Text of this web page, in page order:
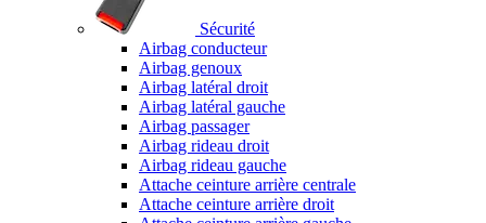
Sécurité
Airbag conducteur
Airbag genoux
Airbag latéral droit
Airbag latéral gauche
Airbag passager
Airbag rideau droit
Airbag rideau gauche
Attache ceinture arrière centrale
Attache ceinture arrière droit